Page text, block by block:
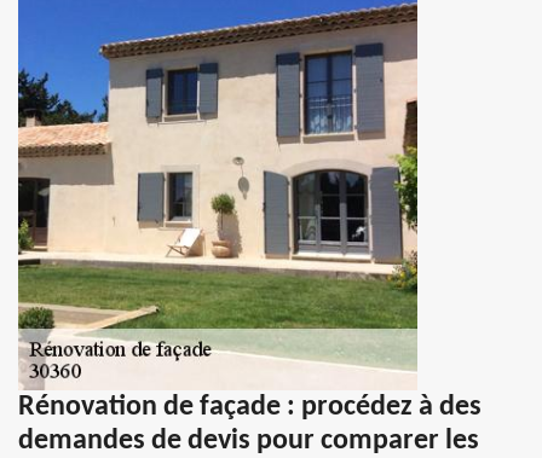
Rénovation de façade : procédez à des
demandes de devis pour comparer les